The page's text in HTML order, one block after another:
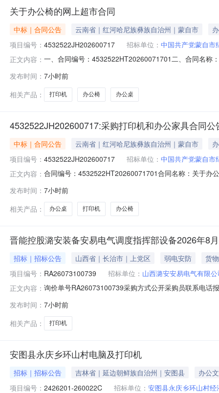
关于办公椅的网上超市合同
中标｜合同公告 云南省｜红河哈尼族彝族自治州｜蒙自市
项目编号： 4532522JH202600717 招标单位： 中国共产党蒙自市
正文内容： 一、合同编号：4532522HT20260071701二、合同名称
幢A-56号商铺联系方式：13466296075六、合同主要信
发布时间： 7小时前
相关产品：
打印机 办公椅 办公桌
4532522JH202600717:采购打印机和办公家具合同公
中标｜合同公告 云南省｜红河哈尼族彝族自治州｜蒙自市
项目编号： 4532522JH202600717 招标单位： 中国共产党蒙自市
正文内容： 合同编号：4532522HT20260071701合同名称：关于办
日期：2026-08-08代理机构：进口产品审核前公示：采
发布时间： 7小时前
相关产品：
办公桌 打印机 办公椅
晋能控股潞安装备安易电气调度指挥部设备2026年8
招标｜招标公告 山西省｜长治市｜上党区 弱电安防
货物
项目编号： RA26073100739 招标单位： 山西潞安安易电气有限
正文内容： 询价单号RA26073100739采购方式公开采购员联系电话
条款：四、技术条款：详见技术要求五、注册资本必须
发布时间： 7小时前
相关产品：
打印机
安图县永庆乡环山村电脑及打印机
招标｜招标公告 吉林省｜延边朝鲜族自治州｜安图县
办公
项目编号： 2426201-260022C 招标单位： 安图县永庆乡环山村经